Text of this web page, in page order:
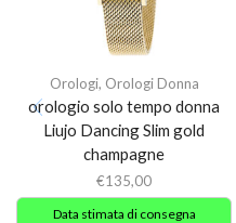
Orologi, Orologi Donna
orologio solo tempo donna
Liujo Dancing Slim gold
champagne
€135,00
Data stimata di consegna